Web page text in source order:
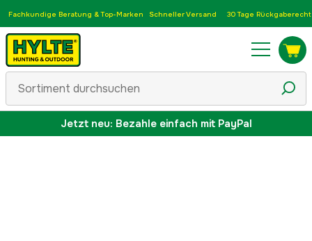
Fachkundige Beratung & Top-Marken Schneller Versand 30 Tage Rückgaberecht
Jetzt neu: Bezahle einfach mit PayPal